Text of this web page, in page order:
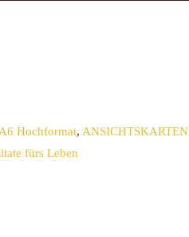
Hochformat, ANSICHTSKARTEN
fürs Leben